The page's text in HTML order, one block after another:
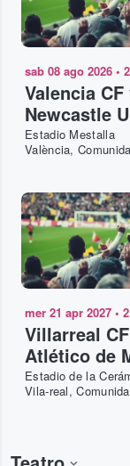
sab 08 ago 2026 •
Valencia CF
Newcastle
FC
Estadio Mestalla
mer 21 apr 2027 •
Villarreal
Atlético de
Estadio de la